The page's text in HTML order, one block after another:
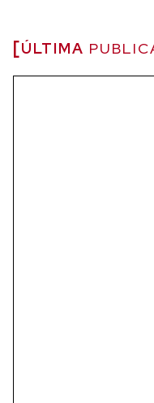
ÚLTIMA